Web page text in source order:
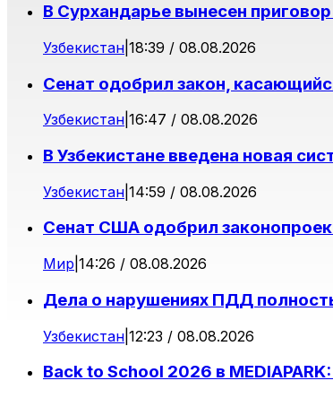
В Сурхандарье вынесен
Узбекистан 18:39 / 08.08.2026
Сенат одобрил закон,
Узбекистан 16:47 / 08.08.2026
В Узбекистане введена новая
Узбекистан 14:59 / 08.08.2026
Сенат США одобрил
Мир 14:26 / 08.08.2026
Дела о нарушениях ПДД
Узбекистан 12:23 / 08.08.2026
Back to School 2026 в